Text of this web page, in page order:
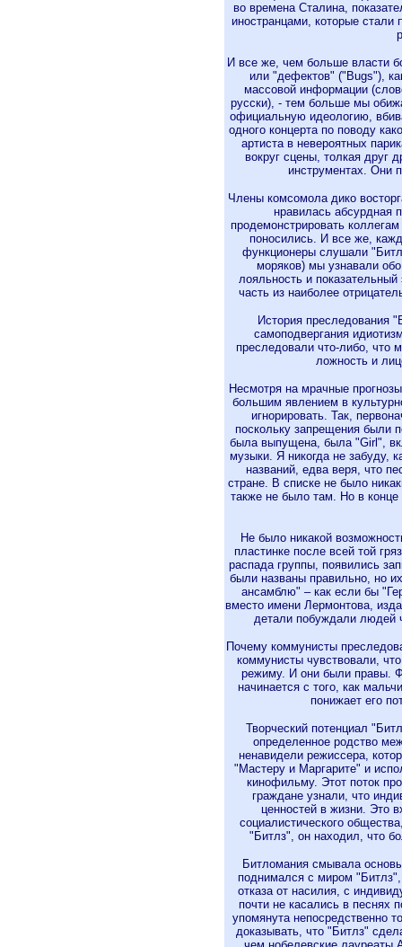
во времена Сталина,
иностранцами, которые стали
И все же, чем больше власти
или "дефектов" ("Bugs"),
массовой информации
русски), - тем больше мы
официальную идеологию,
одного концерта по поводу
артиста в невероятных
вокруг сцены, толкая друг
инструментах. Они
Члены комсомола дико
нравилась абсурдная
продемонстрировать
поносились. И все же,
функционеры слушали
моряков) мы узнавали
лояльность и
часть из наиболее
История преследования
самоподвергания
преследовали что-либо, что
ложность и
Несмотря на мрачные
большим явлением в
игнорировать. Так,
поскольку запрещения были
была выпущена, была "Girl",
музыки. Я никогда не забуду,
названий, едва веря, что
стране. В списке не было
также не было там. Но в
Не было никакой
пластинке после всей той
распада группы, появились
были названы правильно, но
ансамблю" – как если бы
вместо имени Лермонтова,
детали побуждали людей
Почему коммунисты
коммунисты чувствовали,
режиму. И они были правы.
начинается с того, как
понижает его
Творческий потенциал
определенное родство
ненавидели режиссера,
"Мастеру и Маргарите" и
кинофильму. Этот поток
граждане узнали, что
ценностей в жизни. Это
социалистического
"Битлз", он находил, что
Битломания смывала
поднимался с миром
отказа от насилия, с
почти не касались в песнях
упомянута непосредственно
доказывать, что "Битлз"